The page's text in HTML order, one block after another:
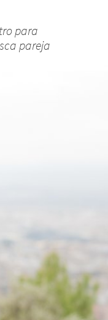
para
pareja